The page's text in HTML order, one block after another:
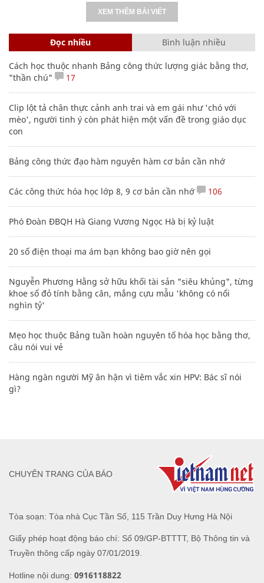
XEM THÊM BÀI VIẾT
Đọc nhiều Bình luận nhiều
Cách học thuộc nhanh Bảng công thức lượng giác bằng thơ,
"thần chú"
17
Clip lột tả chân thực cảnh anh trai và em gái như 'chó với
mèo', người tinh ý còn phát hiện một vấn đề trong giáo dục
con
Bảng công thức đạo hàm nguyên hàm cơ bản cần nhớ
Các công thức hóa học lớp 8, 9 cơ bản cần nhớ 106
Phó Đoàn ĐBQH Hà Giang Vương Ngọc Hà bị kỷ luật
20 số điện thoại ma ám bạn không bao giờ nên gọi
Nguyễn Phương Hằng sở hữu khối tài sản "siêu khủng", từng
khoe sổ đỏ tính bằng cân, mắng cựu mẫu 'không có nổi
nghìn tỷ'
Mẹo học thuộc Bảng tuần hoàn nguyên tố hóa học bằng thơ,
câu nói vui vẻ
Hàng ngàn người Mỹ ân hận vì tiêm vắc xin HPV: Bác sĩ nói
gì?
Tòa soạn: Tòa nhà Cục Tần Số, 115 Trần Duy Hưng Hà Nội
Giấy phép hoạt động báo chí: Số 09/GP-BTTTT, Bộ Thông tin và
Truyền thông cấp ngày 07/01/2019.
Hotline nội dung: 0916118822
CHUYÊN TRANG CỦA BÁO